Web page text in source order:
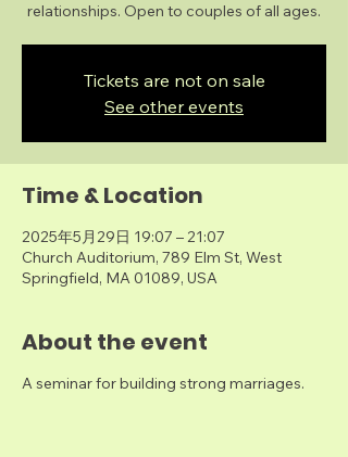
relationships. Open to couples of all ages.
Tickets are not on sale
See other events
Time & Location
2025年5月29日 19:07 – 21:07
Church Auditorium, 789 Elm St, West
Springfield, MA 01089, USA
About the event
A seminar for building strong marriages.